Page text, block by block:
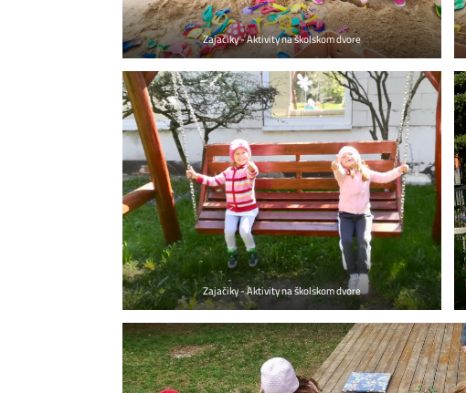
Zajačiky - Aktivity na školskom dvore
Zajačiky - Aktivity na školskom dvore